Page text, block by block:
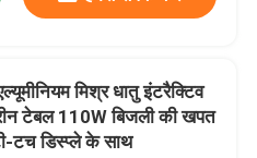
मिश्र धातु इंटरैक्टिव
टेबल 110W बिजली की खपत
टच डिस्प्ले के साथ